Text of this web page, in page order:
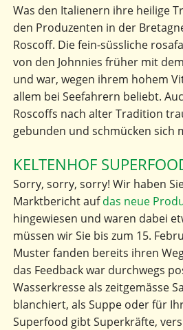
Was den Italienern ihre heilige
den Produzenten in der
Roscoff. Die fein-süssliche
von den Johnnies früher mit
und war, wegen ihrem hohem
allem bei Seefahrern beliebt.
Roscoffs nach alter Tradition
gebunden und schmücken sich
KELTENHOF
Sorry, sorry, sorry! Wir haben
Marktbericht aufdas neue
hingewiesen und waren dabei
müssen wir Sie bis zum 15.
Muster fanden bereits ihren
das Feedback war durchwegs
Wasserkresse als zeitgemässe
blanchiert, als Suppe oder für
Superfood gibt Superkräfte,